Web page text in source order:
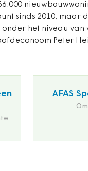
sinds 2010, maar
het niveau
Peter
AFAS